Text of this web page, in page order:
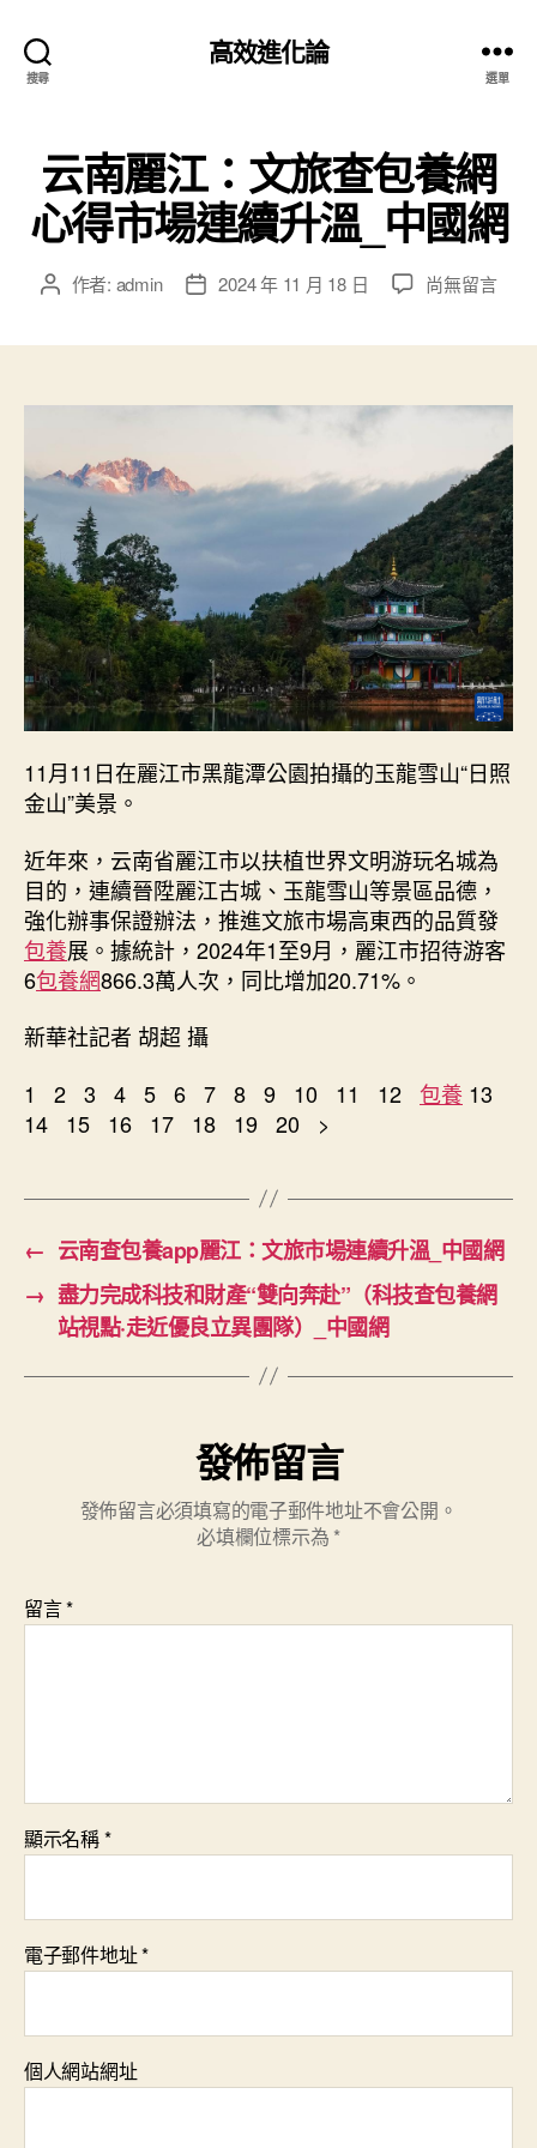
搜尋
高效進化論
選單
云南麗江：文旅查包養網
心得市場連續升溫_中國網
文 作者: admin
文 2024 年 11 月 18 日
在
文
包
養
網
心
得
市
場
連
續
升
溫
_
網〉
中
尚無留言
11月11日在麗江市黑龍潭公園拍攝的玉龍雪山“日照
金山”美景。
近年來，云南省麗江市以扶植世界文明游玩名城為
目的，連續晉陞麗江古城、玉龍雪山等景區品德，
強化辦事保證辦法，推進文旅市場高東西的品質發
包養展。據統計，2024年1至9月，麗江市招待游客
6包養網866.3萬人次，同比增加20.71%。
新華社記者 胡超 攝
1 2 3 4 5 6 7 8 9 10 11 12 包養 13
14 15 16 17 18 19 20 >
← 云南查包養app麗江：文旅市場連續升溫_中國網
→ 盡力完成科技和財產“雙向奔赴”（科技查包養網
站視點·走近優良立異團隊）_中國網
發佈留言
發佈留言必須填寫的電子郵件地址不會公開。
必填欄位標示為 *
留言*
顯示名稱*
電子郵件地址*
個人網站網址